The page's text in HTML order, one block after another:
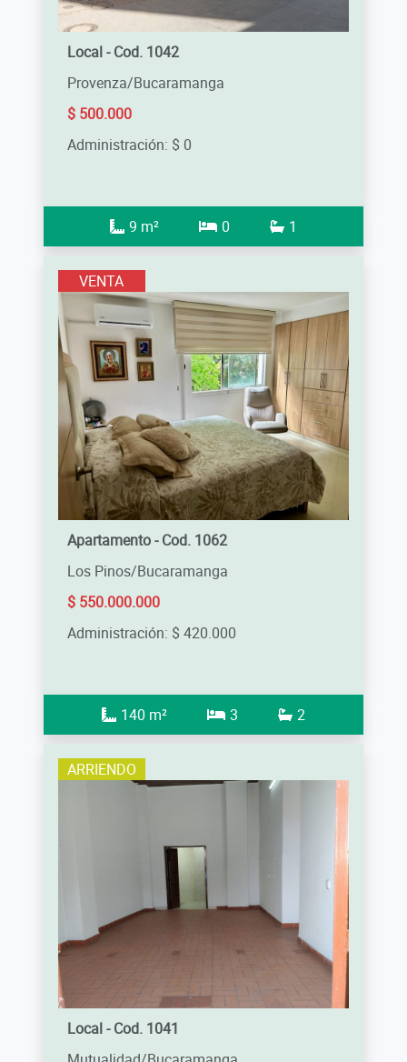
Local - Cod. 1042
Provenza/Bucaramanga
$ 500.000
Administración: $ 0
9 m² 0 1
VENTA
Apartamento - Cod. 1062
Los Pinos/Bucaramanga
$ 550.000.000
Administración: $ 420.000
140 m² 3 2
ARRIENDO
Local - Cod. 1041